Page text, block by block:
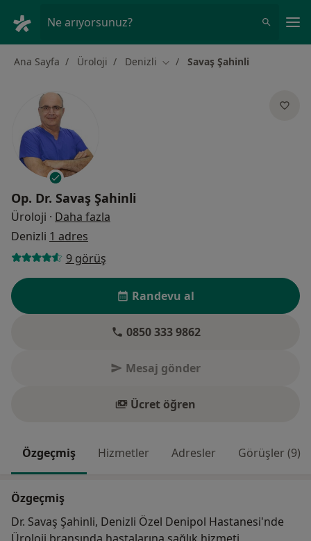
Ne arıyorsunuz?
Ana Sayfa Üroloji Denizli Şehir değiştir
Savaş Şahinli
Op. Dr. Savaş Şahinli
Üroloji · Daha fazla
Denizli 1 adres
9 görüş
Randevu al
0850 333 9862
Mesaj gönder
Ücret öğren
Özgeçmiş Hizmetler Adresler Görüşler (9)
Özgeçmiş
Dr. Savaş Şahinli, Denizli Özel Denipol Hastanesi'nde